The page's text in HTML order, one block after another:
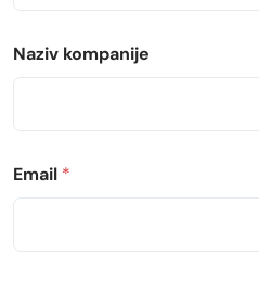
Naziv kompanije
Email *